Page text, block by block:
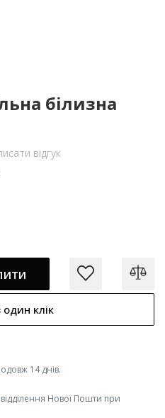
білизна
відгук
клік
14 днів.
Нової Пошти при